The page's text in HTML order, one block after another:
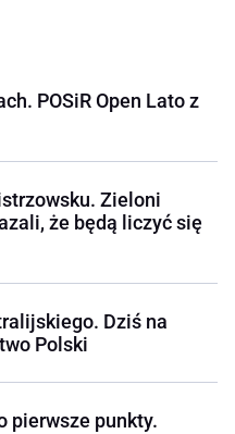
POSiR Open Lato z
Zieloni
że będą liczyć się
Dziś na
Polski
pierwsze punkty.